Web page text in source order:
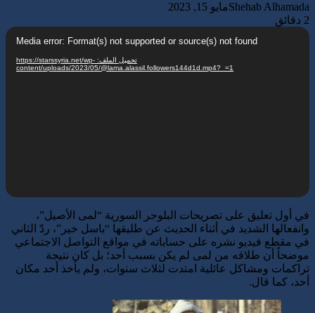
Shehab Alhamadaمايو 15, 2023
2 دقائق
مشغل
Media error: Format(s) not supported or source(s) not found
تحميل الملف: https://starssyria.net/wp-
content/uploads/2023/05/@lama.alassil.followers144d1d.mp4?_=1
في أول تعليق على تصريحات البلوجر السورية “لمى الأصيل”،
وانفعالها الشديد في أثناء الحديث عن طليقها “باسل خير”، ردّ الثاني
في مقطع فيديو نشره على حساباته في مواقع التواصل الاجتماعي
موضحاً أن طلاقه من لمى لم يكن بسبب أحد؛ بل كان نتيجة
تراكمات ومشاكل عائلية امتدت لثلاث سنوات، ولم يأخذ أحد مكان
أحد، كما قال.